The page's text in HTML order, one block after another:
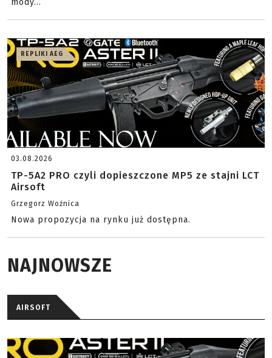
mody...
REPLIKI AEG
03.08.2026
TP-5A2 PRO czyli dopieszczone MP5 ze stajni LCT
Airsoft
Grzegorz Woźnica
Nowa propozycja na rynku już dostępna.
NAJNOWSZE
AIRSOFT